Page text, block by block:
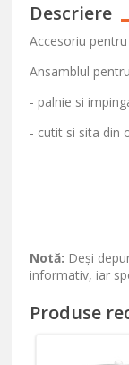
Descriere
Accesoriu
Ansamblul
- palnie si
- cutit si sita din
Notă: Deși
informativ, iar
Produse